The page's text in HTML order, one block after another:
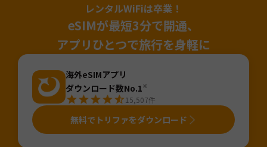
レンタルWiFiは卒業！
eSIMが最短3分で開通、
アプリひとつで旅行を身軽に
海外eSIMアプリ
ダウンロード数No.1※
15,507件
無料でトリファをダウンロード